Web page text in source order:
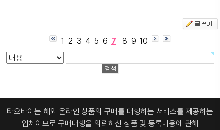
너무 좋네요
~
지만
대만족입니
1 2 3 4 5 6 7 8 9 10
타오바이는 해외 온라인 상품의 구매를 대행하는 서비스를 제공하는
업체이므로 구매대행을 의뢰하신 상품 및 등록내용에 관해